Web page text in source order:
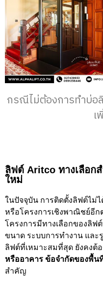
กรณีไม่ต้องการทำบ่อ
เ
ลิฟต์ Aritco ทางเลือก
ใหม่
ในปัจจุบัน การติดตั้งลิฟต์ไม่
หรือโครงการเชิงพาณิชย์อี
โครงการมีทางเลือกของลิ
ขนาด ระบบการทำงาน และ
ลิฟต์ที่เหมาะสมที่สุด ยังคงต้
หรืออาคาร ข้อจำกัดของพื้น
สำคัญ